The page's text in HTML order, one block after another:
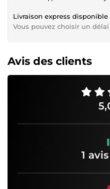
Livraison express disponible
Vous pouvez choisir un
Avis des clients
1